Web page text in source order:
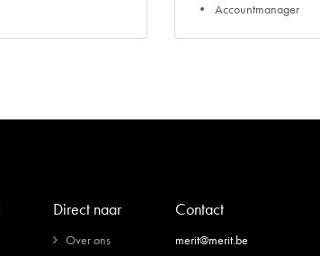
Accountmanager
Direct naar
Over ons
Contact
merit@merit.be